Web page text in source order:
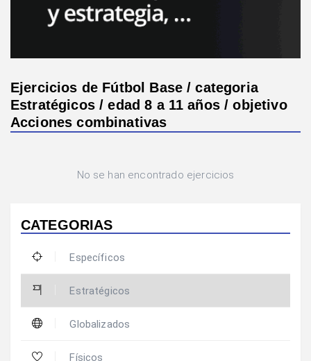
Ejercicios de Fútbol Base / categoria
Estratégicos / edad 8 a 11 años / objetivo
Acciones combinativas
No se han encontrado ejercicios
CATEGORIAS
Específicos
Estratégicos
Globalizados
Físicos